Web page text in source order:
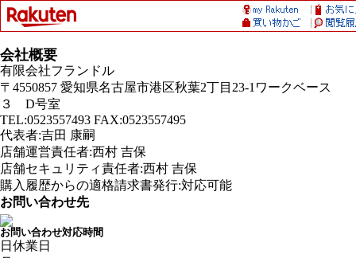
会社概要
有限会社フランドル
〒4550857 愛知県名古屋市港区秋葉2丁目23-1ワークベース
３ D号室
TEL:0523557493 FAX:0523557495
代表者:吉田 康嗣
店舗運営責任者:西村 吉保
店舗セキュリティ責任者:西村 吉保
購入履歴からの適格請求書発行:対応可能
お問い合わせ先
お問い合わせ対応時間
日 休業日